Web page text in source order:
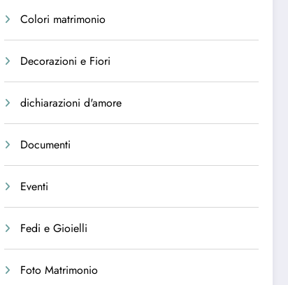
Colori matrimonio
Decorazioni e Fiori
dichiarazioni d'amore
Documenti
Eventi
Fedi e Gioielli
Foto Matrimonio